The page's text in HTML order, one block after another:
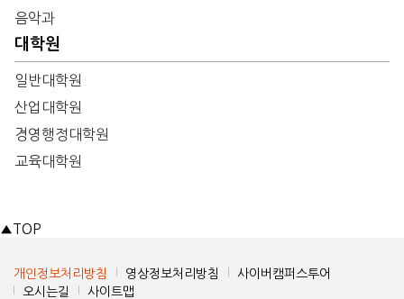
음악과
대학원
일반대학원
산업대학원
경영행정대학원
교육대학원
▲ TOP
개인정보처리방침 영상정보처리방침
사이버캠퍼스투어
오시는길
사이트맵